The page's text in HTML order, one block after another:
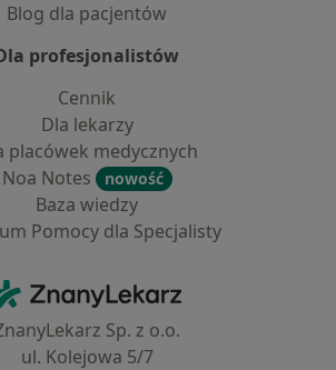
Blog dla pacjentów
profesjonalistów
Cennik
Dla lekarzy
placówek medycznych
Noa Notes
nowość
Baza wiedzy
Pomocy dla Specjalisty
ZnanyLekarz - Strona główna
Sp. z o.o.
ul. Kolejowa 5/7